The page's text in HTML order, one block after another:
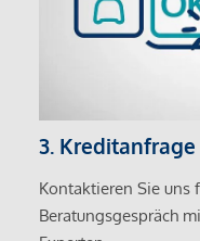
3.
Kontaktieren Sie uns
Beratungsgespräch